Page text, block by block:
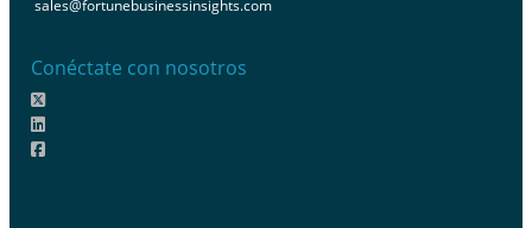
sales@fortunebusinessinsights.com
Conéctate con nosotros